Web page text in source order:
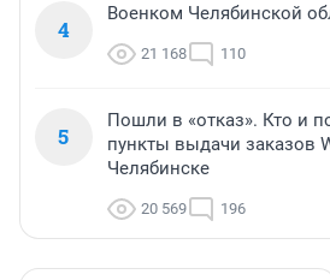
4
Военком Челябинской
21 168 110
5
Пошли в «отказ». Кто и
пункты выдачи заказов
Челябинске
20 569 196